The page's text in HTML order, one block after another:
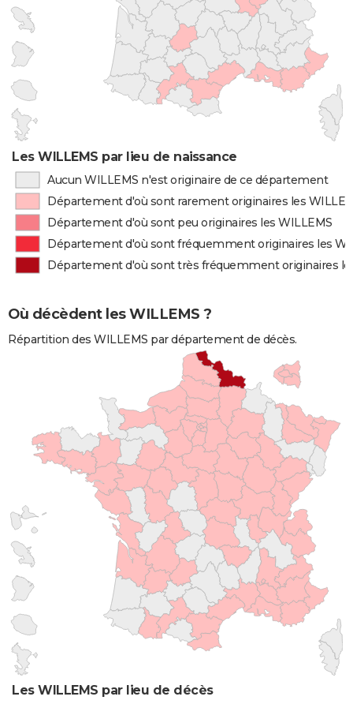
Les WILLEMS par lieu de naissance
Aucun WILLEMS n'est originaire de ce département
Département d'où sont rarement originaires les
Département d'où sont peu originaires les WILLEMS
Département d'où sont fréquemment originaires les
Département d'où sont très fréquemment originaires
Où décèdent les WILLEMS ?
Répartition des WILLEMS par département de décès.
Les WILLEMS par lieu de décès